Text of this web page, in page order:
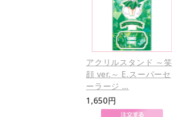
アクリルスタンド ～笑
顔 ver.～ E.スーパーセ
ーラージ …
1,650円